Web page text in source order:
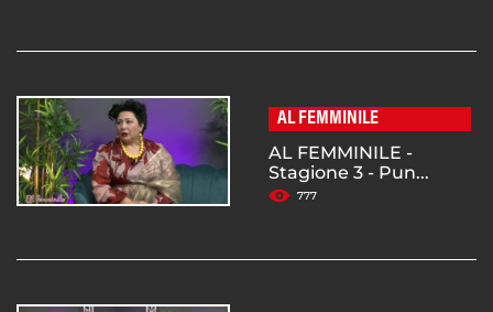
AL FEMMINILE
AL FEMMINILE -
Stagione 3 - Pun...
777